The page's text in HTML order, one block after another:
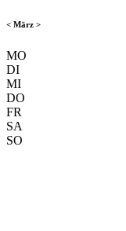
< März >
MO
DI
MI
DO
FR
SA
SO